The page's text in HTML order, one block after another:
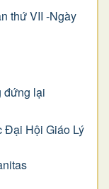
thứ VII -Ngày
đứng lại
Đại Hội Giáo Lý